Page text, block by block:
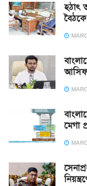
হঠাৎ
মেগা